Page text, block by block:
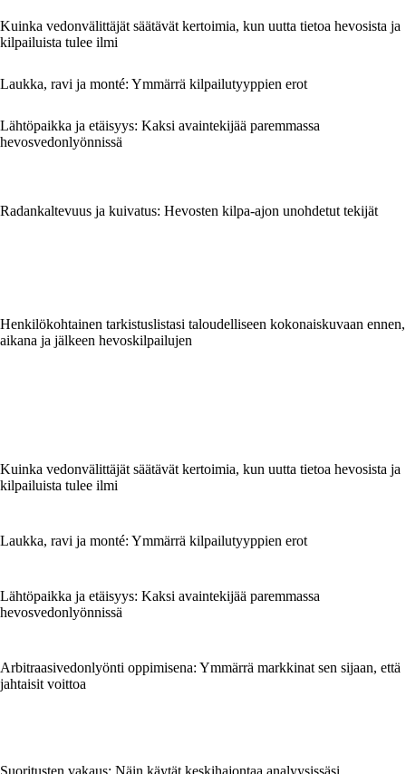
Kuinka vedonvälittäjät säätävät kertoimia, kun uutta tietoa hevosista ja
kilpailuista tulee ilmi
Laukka, ravi ja monté: Ymmärrä kilpailutyyppien erot
Lähtöpaikka ja etäisyys: Kaksi avaintekijää paremmassa
hevosvedonlyönnissä
Radankaltevuus ja kuivatus: Hevosten kilpa-ajon unohdetut tekijät
Henkilökohtainen tarkistuslistasi taloudelliseen kokonaiskuvaan ennen,
aikana ja jälkeen hevoskilpailujen
Kuinka vedonvälittäjät säätävät kertoimia, kun uutta tietoa hevosista ja
kilpailuista tulee ilmi
Laukka, ravi ja monté: Ymmärrä kilpailutyyppien erot
Lähtöpaikka ja etäisyys: Kaksi avaintekijää paremmassa
hevosvedonlyönnissä
Arbitraasivedonlyönti oppimisena: Ymmärrä markkinat sen sijaan, että
jahtaisit voittoa
Suoritusten vakaus: Näin käytät keskihajontaa analyysissäsi